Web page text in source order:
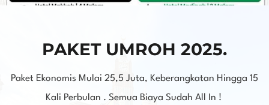
PAKET UMROH 2025.
Paket Ekonomis Mulai 25,5 Juta, Keberangkatan Hingga 15
Kali Perbulan . Semua Biaya Sudah All In !